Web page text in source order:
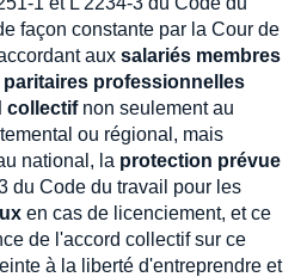
façon constante par la Cour de
aux salariés membres
professionnelles
collectifnon seulement au
ou régional, mais
national, la protection prévue
du Code du travail pour les
en cas de licenciement, et ce
de l'accord collectif sur ce
à la liberté d'entreprendre et